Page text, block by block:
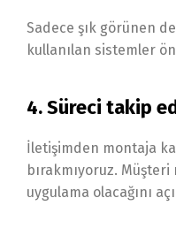
Sadece şık görünen
kullanılan sistemler
4. Süreci takip
İletişimden montaja
bırakmıyoruz. Müşteri
uygulama olacağını